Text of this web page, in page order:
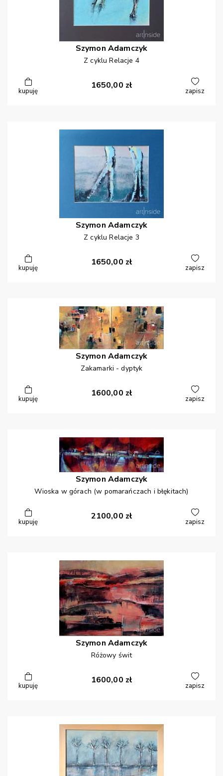
Szymon Adamczyk
Z cyklu Relacje 4
kupuję
1650,00 zł
zapisz
Szymon Adamczyk
Z cyklu Relacje 3
kupuję
1650,00 zł
zapisz
Szymon Adamczyk
Zakamarki - dyptyk
kupuję
1600,00 zł
zapisz
Szymon Adamczyk
Wioska w górach (w pomarańczach i błękitach)
kupuję
2100,00 zł
zapisz
Szymon Adamczyk
Różowy świt
kupuję
1600,00 zł
zapisz